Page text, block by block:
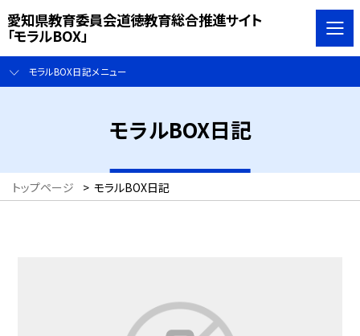
愛知県教育委員会道徳教育総合推進サイト
「モラルBOX」
モラルBOX日記メニュー
モラルBOX日記
トップページ > モラルBOX日記